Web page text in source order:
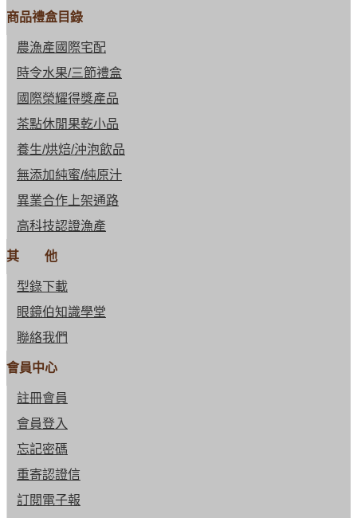
商品禮盒目錄
農漁產國際宅配
時令水果/三節禮盒
國際榮耀得獎產品
茶點休閒果乾小品
養生/烘焙/沖泡飲品
無添加純蜜/純原汁
異業合作上架通路
高科技認證漁產
其 他
型錄下載
眼鏡伯知識學堂
聯絡我們
會員中心
註冊會員
會員登入
忘記密碼
重寄認證信
訂閱電子報